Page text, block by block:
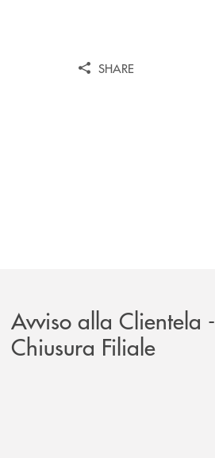
SHARE
Avviso alla Clientela -
Chiusura Filiale